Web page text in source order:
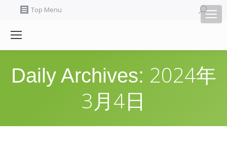
Top Menu Search:
Daily Archives: 2024年
3月4日